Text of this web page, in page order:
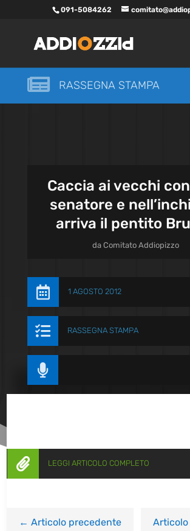
091-5084262
 RASSEGNA STAMPA
Caccia ai vecchi
senatore e
arriva il pentito
daComitato Addiopizzo
 1 AGOSTO 2012
 RASSEGNA STAMPA

 LEGGI ARTICOLO COMPLETO
←Articolo precedente